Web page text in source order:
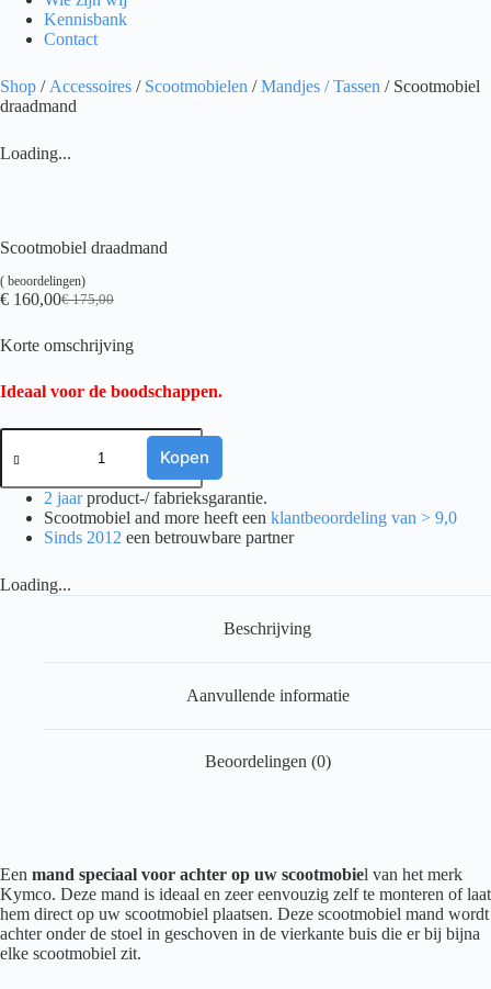
Kennisbank
Contact
Shop / Accessoires / Scootmobielen /Mandjes / Tassen / Scootmobiel
draadmand
Loading...
Scootmobiel draadmand
( beoordelingen)
€175,00
Oorspronkelijke
was:
€ 160,00Huidige
is:
Korte omschrijving
Ideaal voor de boodschappen.
Scootmobiel
draadmand
Kopen
2 jaarproduct-/ fabrieksgarantie.
Scootmobiel and more heeft een klantbeoordeling van > 9,0
Sinds 2012 een betrouwbare partner
Loading...
Beschrijving
Aanvullende informatie
Beoordelingen (0)
Een mand speciaal voor achter op uw scootmobiel van het merk
Kymco. Deze mand is ideaal en zeer eenvouzig zelf te monteren of laat
hem direct op uw scootmobiel plaatsen. Deze scootmobiel mand wordt
achter onder de stoel in geschoven in de vierkante buis die er bij bijna
elke scootmobiel zit.